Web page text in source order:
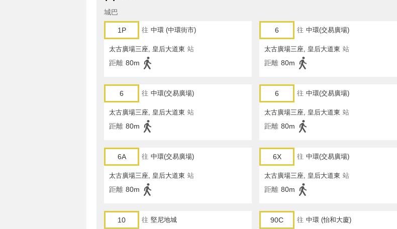
城巴
1P 往 中環 (中環街市)
太古廣場三座, 皇后大道東 站
距離 80m
6 往 中環(交易廣場)
太古廣場三座, 皇后大道東 站
距離 80m
6 往 中環(交易廣場)
太古廣場三座, 皇后大道東 站
距離 80m
6 往 中環(交易廣場)
太古廣場三座, 皇后大道東 站
距離 80m
6A 往 中環(交易廣場)
太古廣場三座, 皇后大道東 站
距離 80m
6X 往 中環(交易廣場)
太古廣場三座, 皇后大道東 站
距離 80m
10 往 堅尼地城 90C 往 中環 (怡和大廈)